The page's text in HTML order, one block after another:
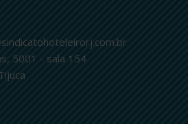
5001 - sala 154